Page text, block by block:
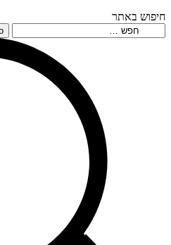
חיפוש באתר
Search: